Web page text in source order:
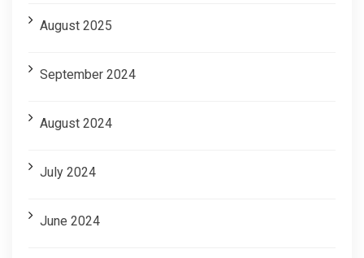
August 2025
September 2024
August 2024
July 2024
June 2024